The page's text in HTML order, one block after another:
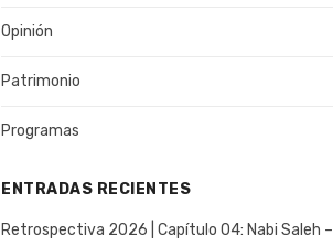
Opinión
Patrimonio
Programas
ENTRADAS RECIENTES
Retrospectiva 2026 | Capítulo 04: Nabi Saleh –